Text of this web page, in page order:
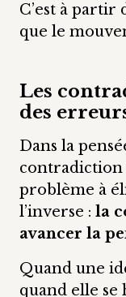
C’est à partir
que le
Les
des
Dans la
contradiction
problème à
l’inverse : la
avancer la
Quand une
quand elle